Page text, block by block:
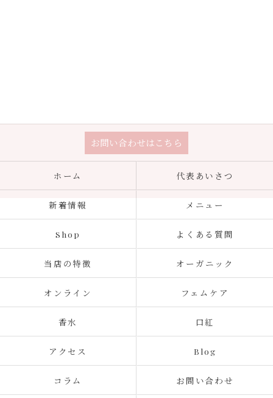
お問い合わせはこちら
ホーム 代表あいさつ
新着情報 メニュー
Shop よくある質問
当店の特徴 オーガニック
オンライン フェムケア
香水 口紅
アクセス Blog
コラム お問い合わせ